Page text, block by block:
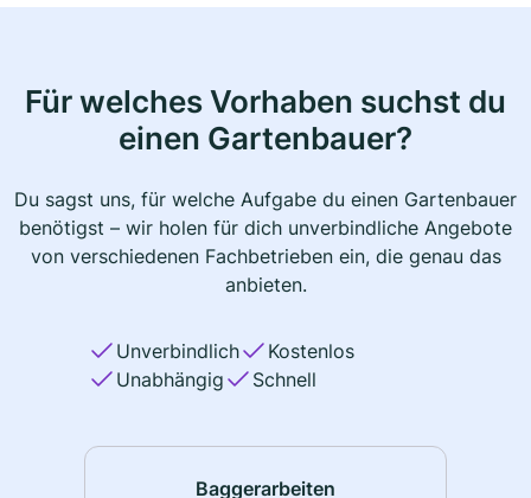
Für welches Vorhaben suchst du
einen Gartenbauer?
Du sagst uns, für welche Aufgabe du einen Gartenbauer
benötigst – wir holen für dich unverbindliche Angebote
von verschiedenen Fachbetrieben ein, die genau das
anbieten.
Unverbindlich
Kostenlos
Unabhängig
Schnell
Baggerarbeiten